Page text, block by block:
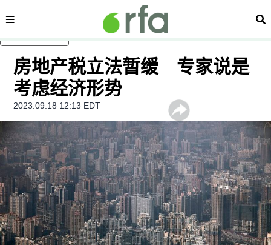
内容分类 搜
房地产税立法暂缓 专家说是
考虑经济形势
2023.09.18 12:13 EDT